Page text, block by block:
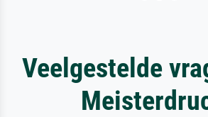
Veelgestelde